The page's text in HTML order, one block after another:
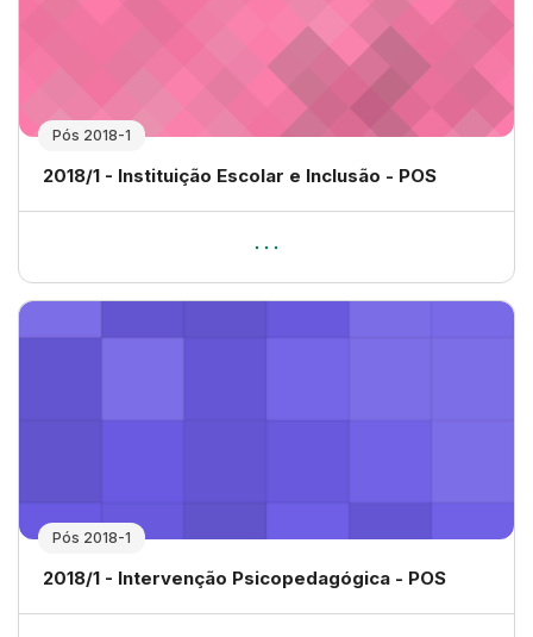
Pós 2018-1
Nome da disciplina
2018/1 - Instituição Escolar e Inclusão - POS
Pós 2018-1
Nome da disciplina
2018/1 - Intervenção Psicopedagógica - POS